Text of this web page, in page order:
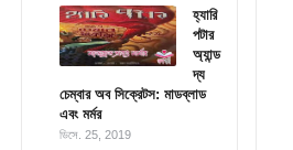
হ্যারি
পটার
অ্যান্ড
দ্য
চেম্বার অব সিক্রেটস: মাডব্লাড
এবং মর্মর
ডিসে. 25, 2019